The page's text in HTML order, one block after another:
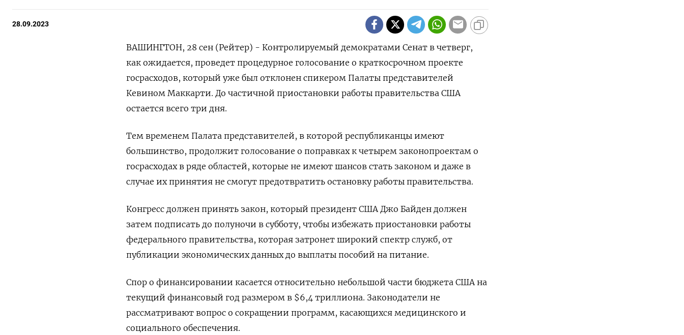
28.09.2023
ВАШИНГТОН, 28 сен (Рейтер) - Контролируемый демократами Сенат в четверг,
как ожидается, проведет процедурное голосование о краткосрочном проекте
госрасходов, который уже был отклонен спикером Палаты представителей
Кевином Маккарти. До частичной приостановки работы правительства США
остается всего три дня.
Тем временем Палата представителей, в которой республиканцы имеют
большинство, продолжит голосование о поправках к четырем законопроектам о
госрасходах в ряде областей, которые не имеют шансов стать законом и даже в
случае их принятия не смогут предотвратить остановку работы правительства.
Конгресс должен принять закон, который президент США Джо Байден должен
затем подписать до полуночи в субботу, чтобы избежать приостановки работы
федерального правительства, которая затронет широкий спектр служб, от
публикации экономических данных до выплаты пособий на питание.
Спор о финансировании касается относительно небольшой части бюджета США на
текущий финансовый год размером в $6,4 триллиона. Законодатели не
рассматривают вопрос о сокращении программ, касающихся медицинского и
социального обеспечения.